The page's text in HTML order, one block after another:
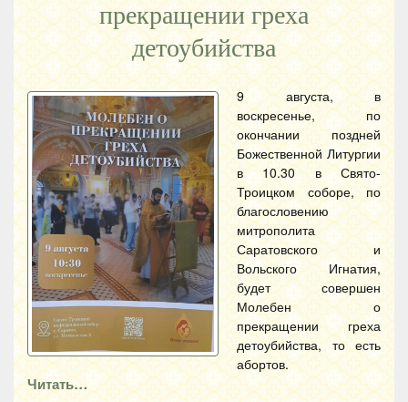
прекращении греха
детоубийства
9 августа, в
воскресенье, по
окончании поздней
Божественной Литургии
в 10.30 в Свято-
Троицком соборе, по
благословению
митрополита
Саратовского и
Вольского Игнатия,
будет совершен
Молебен о
прекращении греха
детоубийства, то есть
абортов.
Читать…